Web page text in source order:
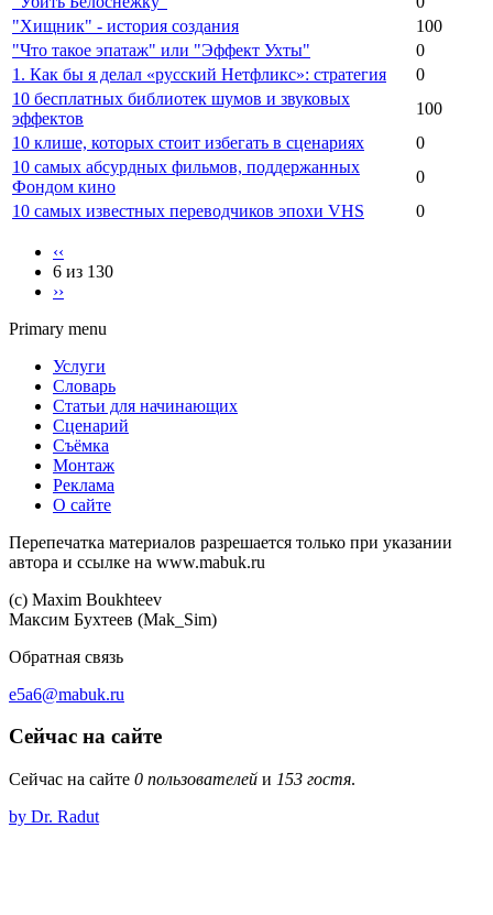
"Хищник" - история создания
100
"Что такое эпатаж" или "Эффект Ухты"
0
1. Как бы я делал «русский Нетфликс»: стратегия
0
10 бесплатных библиотек шумов и звуковых
эффектов
100
10 клише, которых стоит избегать в сценариях
0
10 самых абсурдных фильмов, поддержанных
Фондом кино
0
10 самых известных переводчиков эпохи VHS
0
‹‹
6 из 130
››
Primary menu
Услуги
Словарь
Статьи для начинающих
Сценарий
Съёмка
Монтаж
Реклама
О сайте
Перепечатка материалов разрешается только при указании
автора и ссылке на www.mabuk.ru
(c) Maхim Boukhteev
Максим Бухтеев (Mak_Sim)
Обратная связь
e5a6@mabuk.ru
Сейчас на сайте
Сейчас на сайте 0 пользователей и 153 гостя.
by Dr. Radut